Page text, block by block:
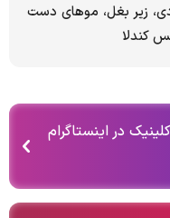
زیر بغل، موهای دست
در اینستاگرام